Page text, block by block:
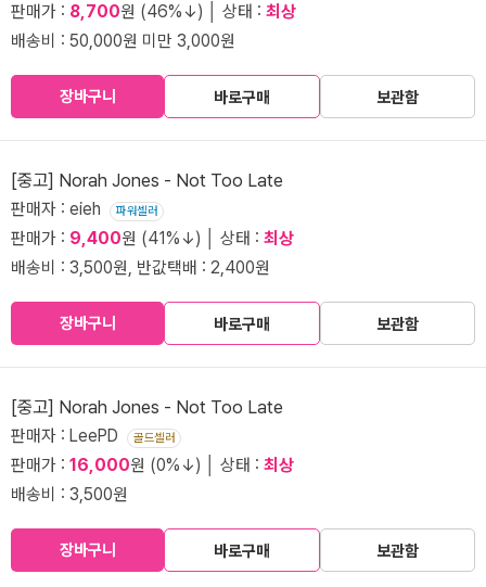
판매가 : 8,700원 (46%↓) │ 상태 : 최상
배송비 : 50,000원 미만 3,000원
장바구니 바로구매 보관함
[중고] Norah Jones - Not Too Late
판매자 : eieh 파워셀러
판매가 : 9,400원 (41%↓) │ 상태 : 최상
배송비 : 3,500원, 반값택배 : 2,400원
장바구니 바로구매 보관함
[중고] Norah Jones - Not Too Late
판매자 : LeePD 골드셀러
판매가 : 16,000원 (0%↓) │ 상태 : 최상
배송비 : 3,500원
장바구니 바로구매 보관함